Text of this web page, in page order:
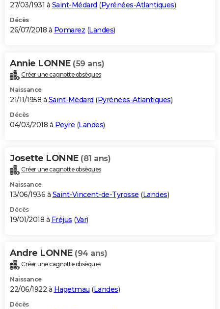
27/03/1931 à Saint-Médard (Pyrénées-Atlantiques)
Décès
26/07/2018 à Pomarez (Landes)
Annie LONNE (59 ans)
Créer une cagnotte obsèques
Naissance
21/11/1958 à Saint-Médard (Pyrénées-Atlantiques)
Décès
04/03/2018 à Peyre (Landes)
Josette LONNE (81 ans)
Créer une cagnotte obsèques
Naissance
13/06/1936 à Saint-Vincent-de-Tyrosse (Landes)
Décès
19/01/2018 à Fréjus (Var)
Andre LONNE (94 ans)
Créer une cagnotte obsèques
Naissance
22/06/1922 à Hagetmau (Landes)
Décès